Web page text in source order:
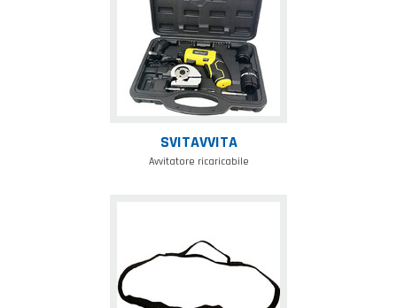
SVITAVVITA
Avvitatore ricaricabile